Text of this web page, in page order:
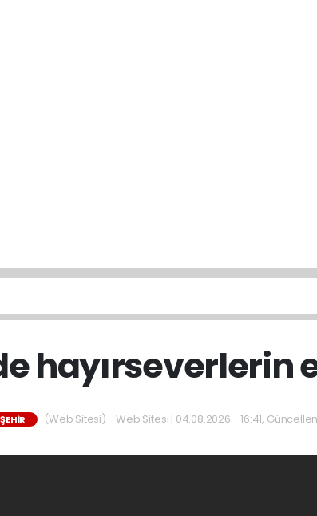
hayırseverlerin
(Web Sitesi) - Web Sitesi | 04.08.2026 - 16:41,